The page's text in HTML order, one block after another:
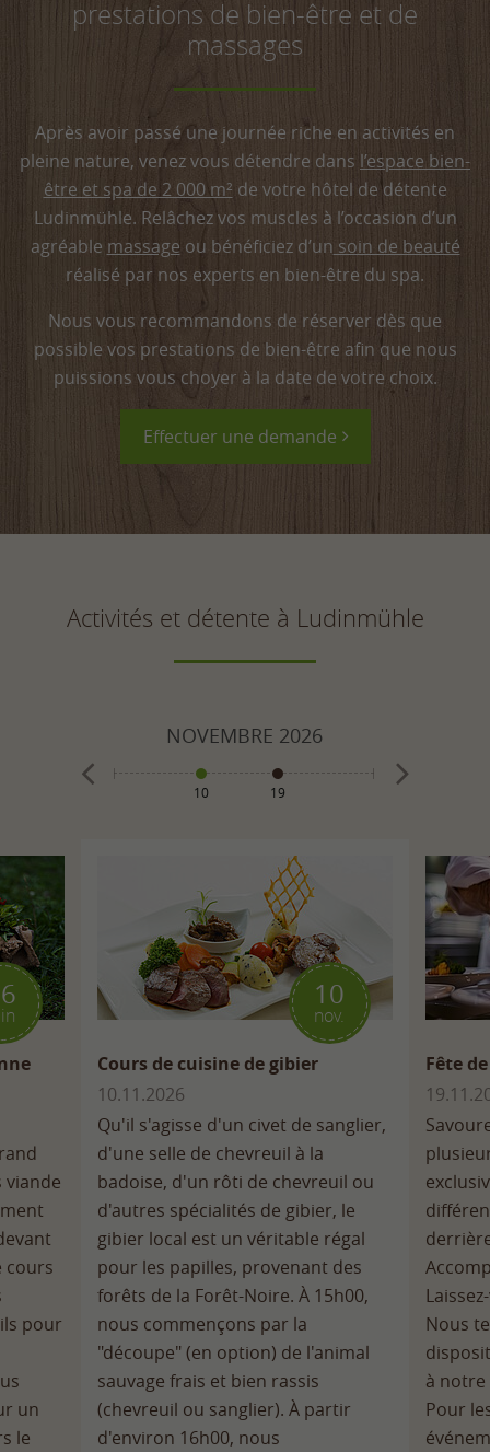
Sentier découverte
abrupte de Himmelfels, demande environ 4,5
prestations de bien-être et de
massages
Après avoir passé une journée riche en activités en
pleine nature, venez vous détendre dans l’espace bien-
être et spa de 2 000 m² de votre hôtel de détente
Ludinmühle. Relâchez vos muscles à l’occasion d’un
agréable massage ou bénéficiez d’un soin de beauté
réalisé par nos experts en bien-être du spa.
Nous vous recommandons de réserver dès que
possible vos prestations de bien-être afin que nous
puissions vous choyer à la date de votre choix.
Effectuer une demande
Activités et détente à Ludinmühle
NOVEMBRE 2026
10 19
viande
cours
pour
un
le
10
nov.
Cours de cuisine de gibier
10.11.2026
Qu'il s'agisse d'un civet de sanglier,
d'une selle de chevreuil à la
badoise, d'un rôti de chevreuil ou
d'autres spécialités de gibier, le
gibier local est un véritable régal
pour les papilles, provenant des
forêts de la Forêt-Noire. À 15h00,
nous commençons par la
"découpe" (en option) de l'animal
sauvage frais et bien rassis
(chevreuil ou sanglier). À partir
d'environ 16h00, nous
Fête
Nous
à
Pour